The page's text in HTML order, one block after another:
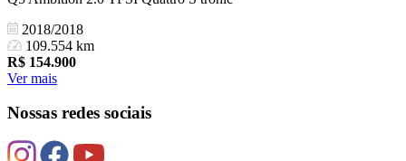
2018/2018
109.554 km
R$ 154.900
Ver mais
Nossas redes sociais